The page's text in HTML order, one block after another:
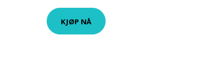
KJØP NÅ